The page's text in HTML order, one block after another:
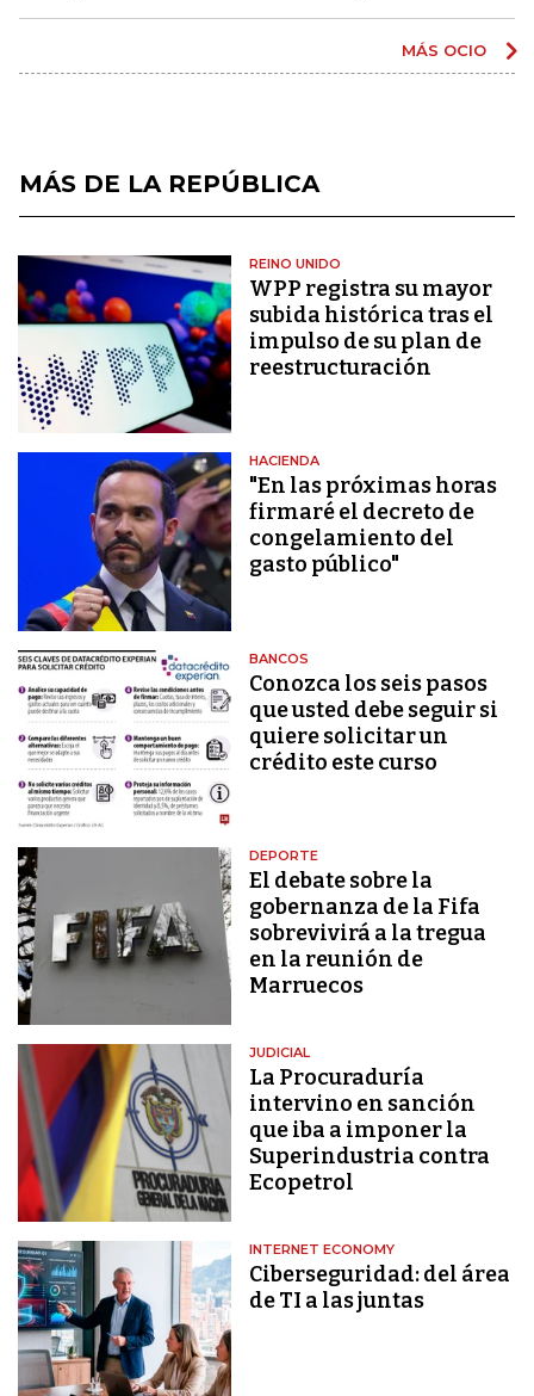
MÁS OCIO
MÁS DE LA REPÚBLICA
REINO UNIDO
WPP registra su mayor
subida histórica tras el
impulso de su plan de
reestructuración
HACIENDA
"En las próximas horas
firmaré el decreto de
congelamiento del
gasto público"
BANCOS
Conozca los seis pasos
que usted debe seguir si
quiere solicitar un
crédito este curso
DEPORTE
El debate sobre la
gobernanza de la Fifa
sobrevivirá a la tregua
en la reunión de
Marruecos
JUDICIAL
La Procuraduría
intervino en sanción
que iba a imponer la
Superindustria contra
Ecopetrol
INTERNET ECONOMY
Ciberseguridad: del área
de TI a las juntas